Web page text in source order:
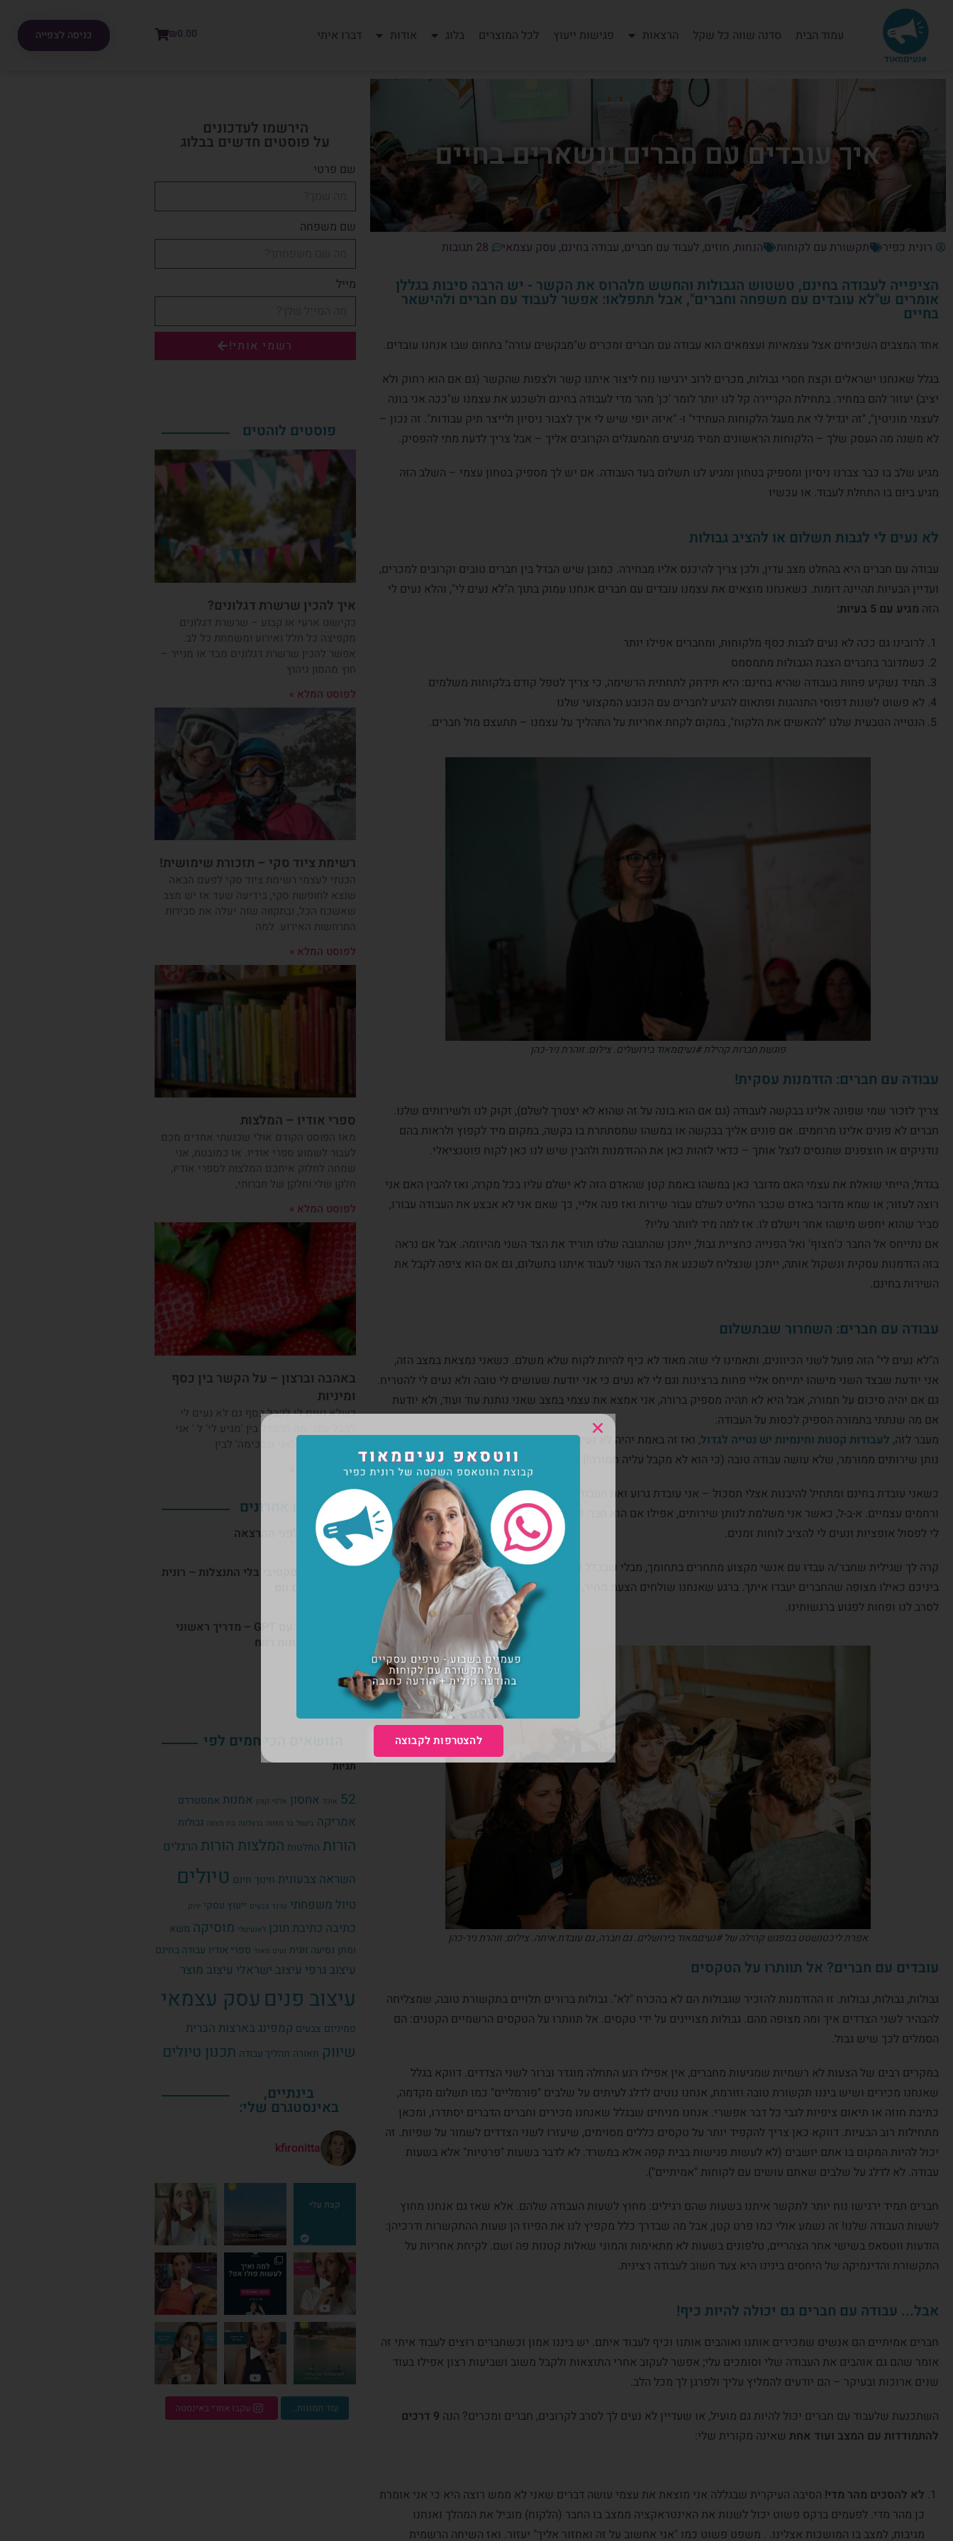
עמוד הבית סדנה שווה כל שקל הרצאות פגישות ייעוץ לכל המוצרים בלוג אודות דברו איתי ₪0.00 כניסה לצפייה
איך עובדים עם חברים ונשארים בחיים
רונית כפיר תקשורת עם לקוחות הנחות, חוזים, לעבוד עם חברים, עבודה בחינם, עסק עצמאי 28 תגובות
הציפייה לעבודה בחינם, טשטוש הגבולות והחשש מלהרוס את הקשר - יש הרבה סיבות בגללן
אומרים ש"לא עובדים עם משפחה וחברים", אבל תתפלאו: אפשר לעבוד עם חברים ולהישאר
בחיים
אחד המצבים השכיחים אצל עצמאיות ועצמאים הוא עבודה עם חברים ומכרים ש"מבקשים עזרה" בתחום שבו אנחנו עובדים.
בגלל שאנחנו ישראלים וקצת חסרי גבולות, מכרים לרוב ירגישו נוח ליצור איתנו קשר ולצפות שהקשר (גם אם הוא רחוק ולא
יציב) יעזור להם במחיר. בתחילת הקריירה קל לנו יותר לומר 'כן' מהר מדי לעבודה בחינם ולשכנע את עצמנו ש"ככה אני בונה
לעצמי מוניטין", "זה יגדיל לי את מעגל הלקוחות העתידי" ו- "איזה יופי שיש לי איך לצבור ניסיון ולייצר תיק עבודות". זה נכון –
לא משנה מה העסק שלך – הלקוחות הראשונים תמיד מגיעים מהמעגלים הקרובים אליך – אבל צריך לדעת מתי להפסיק.
מגיע שלב בו כבר צברנו ניסיון ומספיק בטחון ומגיע לנו תשלום בעד העבודה. אם יש לך מספיק בטחון עצמי – השלב הזה
מגיע ביום בו התחלת לעבוד. או עכשיו
לא נעים לי לגבות תשלום או להציב גבולות
עבודה עם חברים היא בהחלט מצב עדין, ולכן צריך להיכנס אליו מבחירה. כמובן שיש הבדל בין חברים טובים וקרובים למכרים,
ועדיין הבעיות תהיינה דומות. כשאנחנו מוצאים את עצמנו עובדים עם חברים אנחנו עמוק בתוך ה"לא נעים לי", והלא נעים לי
הזה מגיע עם 5 בעיות:
לרובינו גם ככה לא נעים לגבות כסף מלקוחות, ומחברים אפילו יותר
כשמדובר בחברים הצבת הגבולות מתמסמס
תמיד נשקיע פחות בעבודה שהיא בחינם: היא תידחק לתחתית הרשימה, כי צריך לטפל קודם בלקוחות משלמים
לא פשוט לשנות דפוסי התנהגות ופתאום להגיע לחברים עם הכובע המקצועי שלנו
הנטייה הטבעית שלנו "להאשים את הלקוח", במקום לקחת אחריות על התהליך על עצמנו – תתעצם מול חברים.
פוגשת חברות קהילת #נעיםמאוד בירושלים. צילום: זוהרת ניר-כהן
עבודה עם חברים: הזדמנות עסקית!
צריך לזכור שמי שפונה אלינו בבקשה לעבודה (גם אם הוא בונה על זה שהוא לא יצטרך לשלם), זקוק לנו ולשירותים שלנו.
חברים לא פונים אלינו מרחמים. אם פונים אליך בבקשה או במשהו שמסתתרת בו בקשה, במקום מיד לקפוץ ולראות בהם
נודניקים או חוצפנים שמנסים לנצל אותך – כדאי לזהות כאן את ההזדמנות ולהבין שיש לנו כאן לקוח פוטנציאלי.
בגדול, הייתי שואלת את עצמי האם מדובר כאן במשהו באמת קטן שהאדם הזה לא ישלם עליו בכל מקרה, ואז להבין האם אני
רוצה לעזור; או שמא מדובר באדם שכבר החליט לשלם עבור שירות ואז פנה אליי, כך שאם אני לא אבצע את העבודה עבורו,
סביר שהוא יחפש מישהו אחר וישלם לו. אז למה מיד לוותר עליו?
אם נתייחס אל החבר כ'חצוף' ואל הפנייה כחציית גבול, ייתכן שהתגובה שלנו תוריד את הצד השני מהיוזמה. אבל אם נראה
בזה הזדמנות עסקית ונשקול אותה, ייתכן שנצליח לשכנע את הצד השני לעבוד איתנו בתשלום, גם אם הוא ציפה לקבל את
השירות בחינם.
עבודה עם חברים: השחרור שבתשלום
ה"לא נעים לי" הזה פועל לשני הכיוונים, ותאמינו לי שזה מאוד לא כיף להיות לקוח שלא משלם. כשאני נמצאת במצב הזה,
אני יודעת שבצד השני מישהו יתייחס אליי פחות ברצינות וגם לי לא נעים כי אני יודעת שעושים לי טובה ולא נעים לי להטריח.
גם אם יהיה סיכום על תמורה, אבל היא לא תהיה מספיק ברורה, אני אמצא את עצמי במצב שאני נותנת עוד ועוד, ולא יודעת
אם מה שנתתי בתמורה הספיק לכסות על העבודה.
מעבר לזה, לעבודות קטנות וחינמיות יש נטייה לגדול, ואז זה באמת יהיה לא נעים. נמצא את עצמינו בפרויקט מול ספק או
נותן שירותים ממורמר, שלא עושה עבודה טובה (כי הוא לא מקבל עליה תמורה!) ושני הצדדים לא נהנים.
כשאני עובדת בחינם ומתחיל להיבנות אצלי תסכול – אני עובדת גרוע ואת העבודה הגרועה מלווים עצבים, משפטי האשמה
ורחמים עצמיים. א-ב-ל, כאשר אני משלמת לנותן שירותים, אפילו אם הוא חבר, נעים לי לבקש בדיוק את מה שאני רוצה, נעים
לי לפסול אופציות ונעים לי להציב לוחות זמנים.
קרה לך שגילית שחבר/ה עבדו עם אנשי מקצוע מתחרים בתחומך, מבלי שבכלל פנו אליך? זה מצב טעון כי מעצם החברות
ביניכם כאילו מצופה שהחברים יעבדו איתך. ברגע שאנחנו שולחים הצעת מחיר, אנחנו משחררים את החברים לבחור בקולגות,
לסרב לנו ופחות לפגוע ברגשותינו.
אפרת ליכטנשטט במפגש קהילה של #נעיםמאוד בירושלים. גם חברה, גם עובדת איתה. צילום: זוהרת ניר-כהן
עובדים עם חברים? אל תוותרו על הטקסים
גבולות, גבולות, גבולות. זו ההזדמנות להזכיר שגבולות הם לא בהכרח "לא". גבולות ברורים תלויים בתקשורת טובה, שמצליחה
להבהיר לשני הצדדים איך ומה מצופה מהם. גבולות מצויינים על ידי טקסים. אל תוותרו על הטקסים הרשמיים הקטנים: הם
הסמלים לכך שיש גבול.
במקרים רבים של הצעות לא רשמיות שמגיעות מחברים, אין אפילו רגע התחלה מוגדר וברור לשני הצדדים. דווקא בגלל
שאנחנו מכירים ושיש ביננו תקשורת טובה וזורמת, אנחנו נוטים לדלג לעיתים על שלבים "פורמליים" כמו תשלום מקדמה,
כתיבת חוזה או תיאום ציפיות לגבי כל דבר אפשרי. אנחנו מניחים שבגלל שאנחנו מכירים וחברים הדברים יסתדרו, ומכאן
מתחילות רוב הבעיות. דווקא כאן צריך להקפיד יותר על טקסים כללים מסוימים, שיעזרו לשני הצדדים לשמור על שפיות. זה
יכול להיות המקום בו אתם יושבים (לא לעשות פגישות בבית קפה אלא במשרד. לא לדבר בשעות "פרטיות" אלא בשעות
עבודה. לא לדלג על שלבים שאתם עושים עם לקוחות "אמיתיים").
חברים תמיד ירגישו נוח יותר לתקשר איתנו בשעות שהם רגילים: מחוץ לשעות העבודה שלהם. אלא שאז גם אנחנו מחוץ
לשעות העבודה שלנו! זה נשמע אולי כמו פרט קטן, אבל מה שבדרך כלל מקפיץ לנו את הפיוז הן שעות ההתקשרות ודרכיהן:
הודעות ווטסאפ בשישי אחר הצהריים, טלפונים בשעות לא מתאימות והמוני שאלות קטנות פה ושם. לקיחת אחריות על
התקשורת והדינמיקה של היחסים בינינו היא צעד חשוב לעבודה רצינית.
אבל... עבודה עם חברים גם יכולה להיות כיף!
חברים אמיתיים הם אנשים שמכירים אותנו ואוהבים אותנו וכיף לעבוד איתם. יש ביננו אמון וכשחברים רוצים לעבוד איתי זה
אומר שהם גם אוהבים את העבודה שלי וסומכים עלי; אפשר לעקוב אחרי התוצאות ולקבל משוב ושביעות רצון אפילו בעוד
שנים ארוכות ובעיקר – הם יודעים להמליץ עליך ולפרגן לך מכל הלב.
השתכנעת שלעבוד עם חברים יכול להיות גם מועיל, או שעדיין לא נעים לך לסרב לקרובים, חברים ומכרים? הנה
9 דרכים
להתמודדות עם המצב ועוד אחת שאינה מקורית שלי:
לא להסכים מהר מדי! הסיבה העיקרית שבגללה אני מוצאת את עצמי עושה דברים שאני לא ממש רוצה היא כי אני אומרת
כן מהר מדי. לפעמים ברקס פשוט יכול לשנות את האינטראקציה ממצב בו החבר (הלקוח) מוביל את המהלך ואנחנו
מגיבות, למצב בו המושכות אצלינו. . משפט פשוט כמו "אני אחשוב על זה ואחזור אליך" יעזור. ואז השיחה הרשמית
הירשמו לעדכונים
על פוסטים חדשים בבלוג
שם פרטי
שם משפחה
מייל
רשמי אותי!
פוסטים לוהטים
איך להכין שרשרת דגלונים?
כקישוט ארעי או קבוע – שרשרת דגלונים
מקפיצה כל חלל ואירוע ומשמחת כל לב.
אפשר להכין שרשרת דגלונים מבד או מנייר –
חוץ מהמון גיהוץ
לפוסט המלא »
רשימת ציוד סקי – תזכורת שימושית!
הכנתי לעצמי רשימת ציוד סקי לפעם הבאה
שנצא לחופשת סקי, בידיעה שעד אז יש מצב
שאשכח הכל, ובתקווה שזה יעלה את סבירות
התרחשות האירוע. למה
לפוסט המלא »
ספרי אודיו – המלצות
מאז הפוסט הקודם אולי שכנעתי אחדים מכם
לעבור לשמוע ספרי אודיו. אז כמובטח, אני
שמחה לחלוק איתכם המלצות לספרי אודיו,
חלקן שלי וחלקן של חברותי,
לפוסט המלא »
באהבה וברצון – על הקשר בין כסף
ומיניות
כשלא נעים לי לקבל כסף גם לא נעים לי
לקבל עונג. מה ההבדל בין 'מגיע לי' ל ' אני
ראויה'? או בין 'אני מסכימה' לבין
לפוסט המלא »
פוסטים אחרונים
הפאשלה שלפני ההרצאה
קראי עוד »
משא ומתן אפקטיבי בלי התנצלות – רונית
ריטריט עסקי עם GPT – מדריך ראשוני
לנשים עם כוונות רווח
הנושאים הכי חמים לפי
תגיות
52 אוכל אחסון אלפי קוהן אמנות אמסטרדם
אמריקה בישול בר מצווה ברצלונה בת מצווה גבולות
הורות החלטות המלצות הורות הרגלים
השראה צבעונית חינוך חינם טיולים
טיול משפחתי טרנד צבעים ייעוץ עסקי ירוק
כתיבה כתיבת תוכן לאנעיםלי מוסיקה משא
ומתן נסיעה זוגית נעים מאוד ספרי אודיו עבודה בחינם
עיצוב גרפי עיצוב ישראלי עיצוב מוצר
עיצוב פנים עסק עצמאי
פמיניזם צבעים קמפינג בארצות הברית
שיווק תאורה תהליך עבודה תכנון טיולים
בינתיים,
באינסטגרם שלי:
kfironitta
בבקשה תגידי לי שזו לא כותרת עמוד ה"אודות" באתר שלך
מתרגשת להמשיך לדבר עם נשות עמק יזרעאל על כסף! אחרי
אימלקתי לך את עיקר התורה בגרסת הלהיטים.⁠ גם כשאת ב
את משוכנעת שאת לא מצליחה למכור בגלל המחיר שלך.⁠ או
פולו אפ צריך להיות חלק מובנה מתהליך העבודה שלך.⁠ ע
⁨ ⁨ "יאאא, אולי נשב לקפה מתישהו?"⁠ את יודעת לזהות
בשעה טובה הגעת להחלטה האמיצה: את מעלה מחירים.⁠ הגי
לקוח שוקל לעזוב, או אומר שהמחיר יקר לו - ומה אנחנו
עוד תמונות... עקבו אחרי באינסטה
להצטרפות לקבוצה